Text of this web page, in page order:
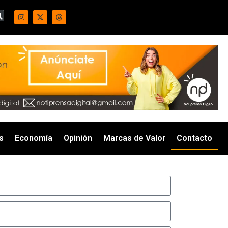
Economía Opinión Marcas de Valor Contacto